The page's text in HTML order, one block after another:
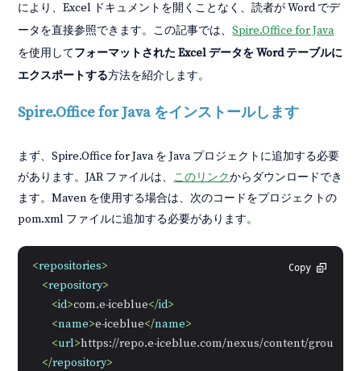
により、Excel ドキュメントを開くことなく、読者が Word でデ
ータを直接参照できます。この記事では、Spire.Office for Java
を使用してフォーマットされた Excel データを Word テーブルに
エクスポートする方法を紹介します。
Spire.Office for Java をインストールします
まず、Spire.Office for Java を Java プロジェクトに追加する必要
があります。JAR ファイルは、 このリンクからダウンロードでき
ます。Maven を使用する場合は、次のコードをプロジェクトの
pom.xml ファイルに追加する必要があります。
Copy
<repositories>
<repository>
<id>com.e-iceblue</id>
<name>e-iceblue</name>
<url>https://repo.e-iceblue.com/nexus/content/groups/
</repository>